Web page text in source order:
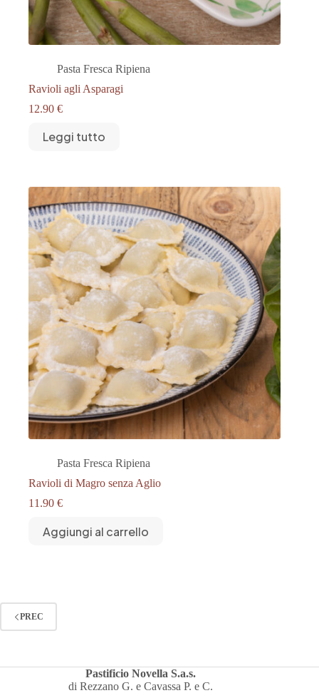
Pasta Fresca Ripiena
Ravioli agli Asparagi
12.90 €
Leggi tutto
Pasta Fresca Ripiena
Ravioli di Magro senza Aglio
11.90 €
Aggiungi al carrello
PREC
Pastificio Novella S.a.s.
di Rezzano G. e Cavassa P. e C.